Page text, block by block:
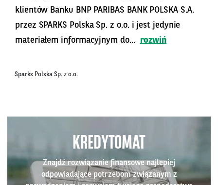
klientów Banku BNP PARIBAS BANK POLSKA S.A.
przez SPARKS Polska Sp. z o.o. i jest jedynie
materiałem informacyjnym do...
rozwiń
Sparks Polska Sp. z o.o.
KREDYTOMAT
Znajdź rozwiązanie finansowe najlepiej
odpowiadające potrzebom związanym z